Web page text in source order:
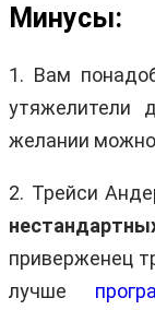
Минусы:
1. Вам
утяжелители
желании можно
2. Трейси
приверженец
лучше